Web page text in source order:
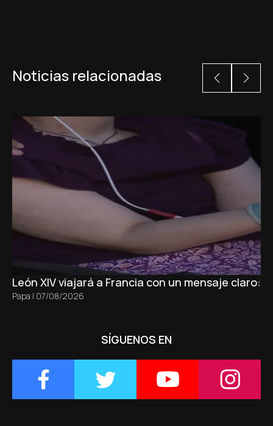
Noticias relacionadas
León XIV viajará a Francia con un mensaje claro:
Papa | 07/08/2026
SÍGUENOS EN